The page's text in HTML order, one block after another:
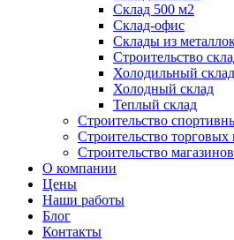
Склад 500 м2
Склад-офис
Склады из
Строительство
Холодильный склад
Холодный склад
Теплый склад
Строительство
Строительство торговых
Строительство
О компании
Цены
Наши работы
Блог
Контакты